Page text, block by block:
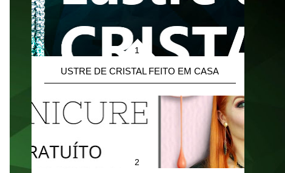
USTRE DE CRISTAL FEITO EM CASA
A